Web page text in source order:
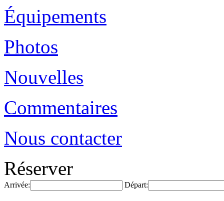
Équipements
Photos
Nouvelles
Commentaires
Nous contacter
Réserver
Arrivée: Départ: